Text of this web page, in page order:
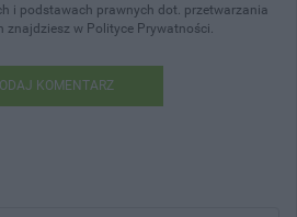
i podstawach prawnych dot. przetwarzania
znajdziesz w Polityce Prywatności.
KOMENTARZ